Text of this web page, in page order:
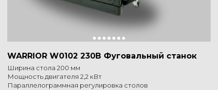
WARRIOR W0102 230В Фуговальный станок
Ширина стола 200 мм
Мощность двигателя 2,2 кВт
Параллелограммная регулировка столов